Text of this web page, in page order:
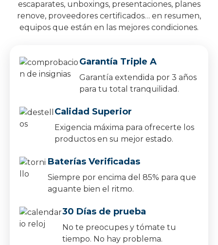
escaparates, unboxings, presentaciones, planes
renove, proveedores certificados… en resumen,
equipos que están en las mejores condiciones.
Garantía Triple A
Garantía extendida por 3 años
para tu total tranquilidad.
Calidad Superior
Exigencia máxima para ofrecerte los
productos en su mejor estado.
Baterías Verificadas
Siempre por encima del 85% para que
aguante bien el ritmo.
30 Días de prueba
No te preocupes y tómate tu
tiempo. No hay problema.